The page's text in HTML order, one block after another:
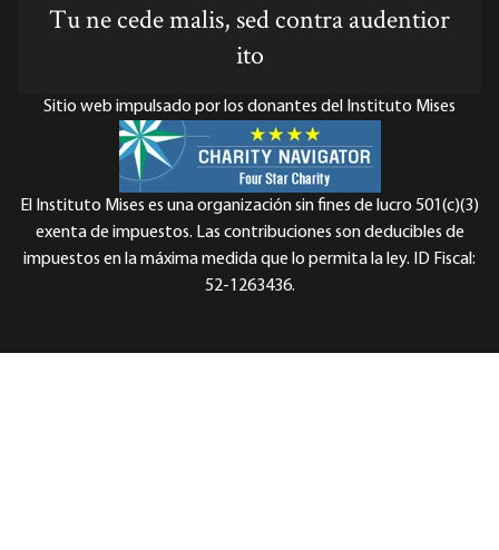
Tu ne cede malis, sed contra audentior
ito
Sitio web impulsado por los donantes del Instituto Mises
El Instituto Mises es una organización sin fines de lucro 501(c)(3)
exenta de impuestos. Las contribuciones son deducibles de
impuestos en la máxima medida que lo permita la ley. ID Fiscal:
52-1263436.